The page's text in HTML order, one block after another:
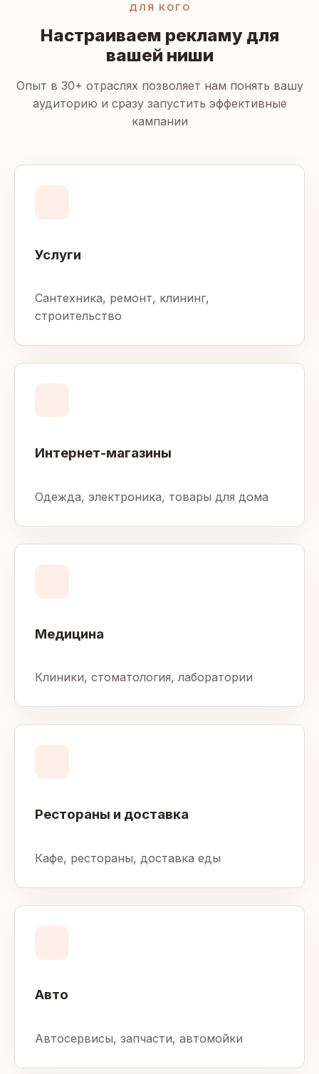
ДЛЯ КОГО
Настраиваем рекламу для
вашей ниши
Опыт в 30+ отраслях позволяет нам понять вашу
аудиторию и сразу запустить эффективные
кампании
Услуги
Сантехника, ремонт, клининг,
строительство
Интернет-магазины
Одежда, электроника, товары для дома
Медицина
Клиники, стоматология, лаборатории
Рестораны и доставка
Кафе, рестораны, доставка еды
Авто
Автосервисы, запчасти, автомойки